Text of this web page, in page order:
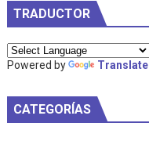
TRADUCTOR
Powered by Translate
CATEGORÍAS